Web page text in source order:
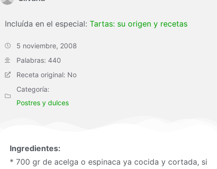
Incluída en el especial: Tartas: su origen y recetas
5 noviembre, 2008
Palabras: 440
Receta original: No
Categoría:
Postres y dulces
Ingredientes:
* 700 gr de acelga o espinaca ya cocida y cortada, si